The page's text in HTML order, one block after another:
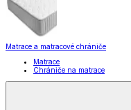
Matrace a matracové chrániče
Matrace
Chrániče na matrace